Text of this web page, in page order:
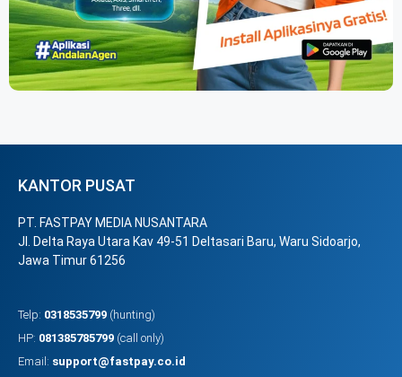
KANTOR PUSAT
PT. FASTPAY MEDIA NUSANTARA
Jl. Delta Raya Utara Kav 49-51 Deltasari Baru, Waru Sidoarjo,
Jawa Timur 61256
Telp: 0318535799 (hunting)
HP: 081385785799 (call only)
Email: support@fastpay.co.id